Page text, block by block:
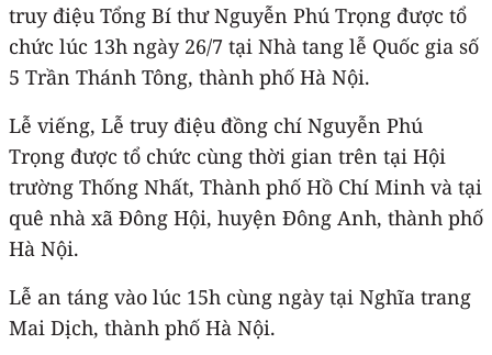
truy điệu Tổng Bí thư Nguyễn Phú Trọng được tổ
chức lúc 13h ngày 26/7 tại Nhà tang lễ Quốc gia số
5 Trần Thánh Tông, thành phố Hà Nội.
Lễ viếng, Lễ truy điệu đồng chí Nguyễn Phú
Trọng được tổ chức cùng thời gian trên tại Hội
trường Thống Nhất, Thành phố Hồ Chí Minh và tại
quê nhà xã Đông Hội, huyện Đông Anh, thành phố
Hà Nội.
Lễ an táng vào lúc 15h cùng ngày tại Nghĩa trang
Mai Dịch, thành phố Hà Nội.